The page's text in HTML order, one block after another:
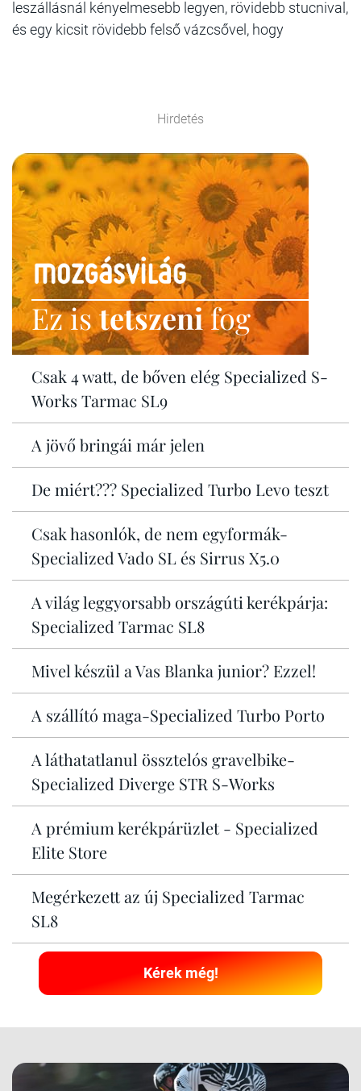
leszállásnál kényelmesebb legyen, rövidebb stucnival,
és egy kicsit rövidebb felső vázcsővel, hogy
Hirdetés
Ez istetszenifog
Csak 4 watt, de bőven elég Specialized S-
Works Tarmac SL9
A jövő bringái már jelen
De miért??? Specialized Turbo Levo teszt
Csak hasonlók, de nem egyformák-
Specialized Vado SL és Sirrus X5.0
A világ leggyorsabb országúti kerékpárja:
Specialized Tarmac SL8
Mivel készül a Vas Blanka junior? Ezzel!
A szállító maga-Specialized Turbo Porto
A láthatatlanul össztelós gravelbike-
Specialized Diverge STR S-Works
A prémium kerékpárüzlet - Specialized
Elite Store
Megérkezett az új Specialized Tarmac
SL8
Kérek még!